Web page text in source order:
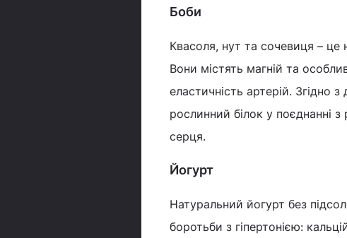
Боби
Квасоля, нут та сочевиця – це
Вони містять магній та
еластичність артерій. Згідно
рослинний білок у поєднанні
серця.
Йогурт
Натуральний йогурт без
боротьби з гіпертонією: